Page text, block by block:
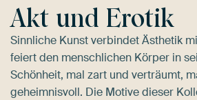
Akt und Erotik
Sinnliche Kunst verbindet Ästhetik
feiert den menschlichen Körper in
Schönheit, mal zart und verträumt,
geheimnisvoll. Die Motive dieser